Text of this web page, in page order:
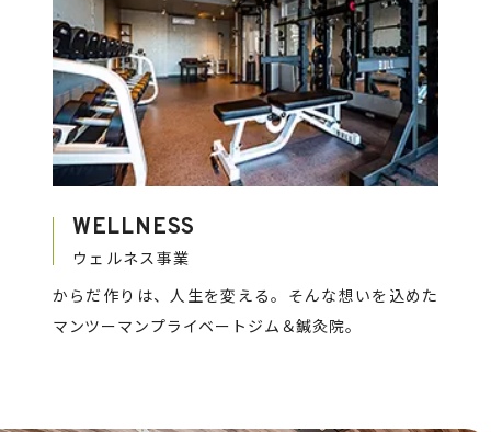
WELLNESS
ウェルネス事業
からだ作りは、人生を変える。そんな想いを込めた
マンツーマンプライベートジム＆鍼灸院。